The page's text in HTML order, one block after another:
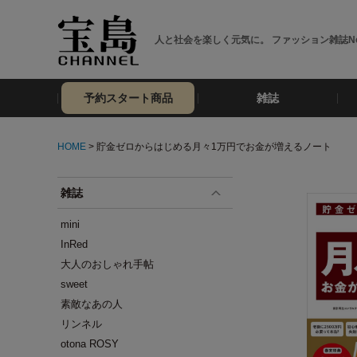
人と社会を楽しく元気に。 ファッション雑誌
予約スタート商品 雑誌
HOME > 貯金ゼロからはじめる月々1万円でお金が増えるノート
雑誌
mini
InRed
大人のおしゃれ手帖
sweet
素敵なあの人
リンネル
otona ROSY